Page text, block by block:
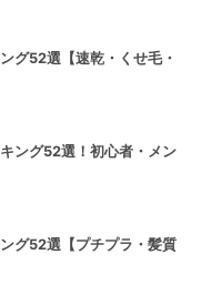
グ52選【速乾・くせ毛・
ング52選！初心者・メン
グ52選【プチプラ・髪質